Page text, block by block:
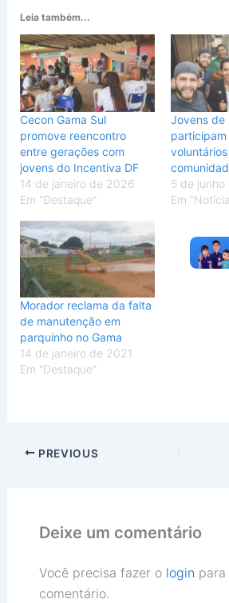
Leia também...
Cecon Gama Sul
promove reencontro
entre gerações com
jovens do Incentiva DF
14 de janeiro de 2026
Em "Destaque"
Jovens de
voluntários
5 de junho
Em
Morador reclama da falta
de manutenção em
parquinho no Gama
14 de janeiro de 2021
Em "Destaque"
PREVIOUS
Deixe um comentário
Você precisa fazer o login
comentário.